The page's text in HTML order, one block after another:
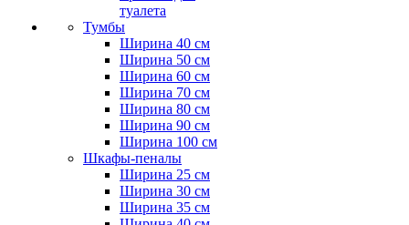
туалета
Тумбы
Ширина 40 см
Ширина 50 см
Ширина 60 см
Ширина 70 см
Ширина 80 см
Ширина 90 см
Ширина 100 см
Шкафы-пеналы
Ширина 25 см
Ширина 30 см
Ширина 35 см